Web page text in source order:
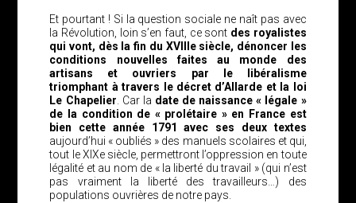
Et pourtant ! Si la question sociale ne naît pas avec
la Révolution, loin s’en faut, ce sont des royalistes
qui vont, dès la fin du XVIIIe siècle, dénoncer les
conditions nouvelles faites au monde des
artisans et ouvriers par le libéralisme
triomphant à travers le décret d’Allarde et la loi
Le Chapelier . Car la date de naissance « légale »
de la condition de « prolétaire » en France est
bien cette année 1791 avec ses deux textes
aujourd’hui « oubliés » des manuels scolaires et qui,
tout le XIXe siècle, permettront l’oppression en toute
légalité et au nom de « la liberté du travail » (qui n’est
pas vraiment la liberté des travailleurs…) des
populations ouvrières de notre pays.